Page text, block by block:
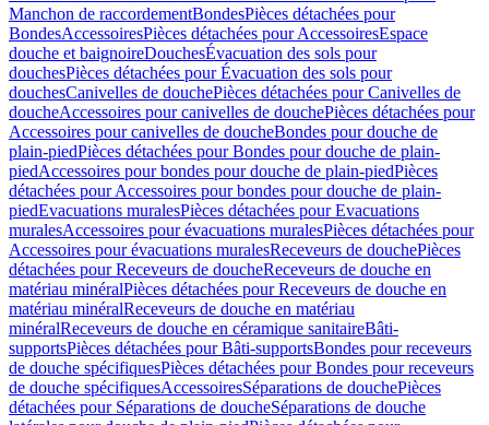
Manchon de raccordementBondesPièces détachées pour
BondesAccessoiresPièces détachées pour AccessoiresEspace
douche et baignoireDouchesÉvacuation des sols pour
douchesPièces détachées pour Évacuation des sols pour
douchesCanivelles de douchePièces détachées pour Canivelles de
doucheAccessoires pour canivelles de douchePièces détachées pour
Accessoires pour canivelles de doucheBondes pour douche de
plain-piedPièces détachées pour Bondes pour douche de plain-
piedAccessoires pour bondes pour douche de plain-piedPièces
détachées pour Accessoires pour bondes pour douche de plain-
piedEvacuations muralesPièces détachées pour Evacuations
muralesAccessoires pour évacuations muralesPièces détachées pour
Accessoires pour évacuations muralesReceveurs de douchePièces
détachées pour Receveurs de doucheReceveurs de douche en
matériau minéralPièces détachées pour Receveurs de douche en
matériau minéralReceveurs de douche en matériau
minéralReceveurs de douche en céramique sanitaireBâti-
supportsPièces détachées pour Bâti-supportsBondes pour receveurs
de douche spécifiquesPièces détachées pour Bondes pour receveurs
de douche spécifiquesAccessoiresSéparations de douchePièces
détachées pour Séparations de doucheSéparations de douche